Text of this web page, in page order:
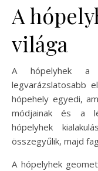
A
világa
A hópelyhek a
legvarázslatosabb
hópehely egyedi,
módjainak és a
hópelyhek
összegyűlik, majd
A hópelyhek